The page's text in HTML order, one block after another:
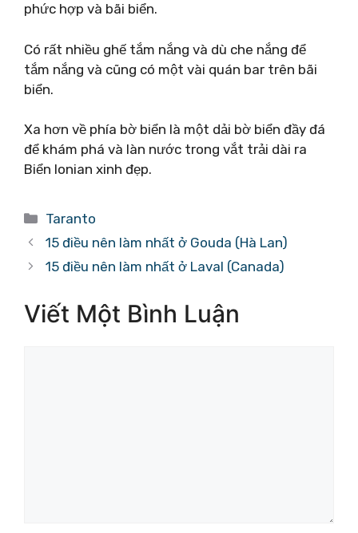
phức hợp và bãi biển.
Có rất nhiều ghế tắm nắng và dù che nắng để
tắm nắng và cũng có một vài quán bar trên bãi
biển.
Xa hơn về phía bờ biển là một dải bờ biển đầy đá
để khám phá và làn nước trong vắt trải dài ra
Biển Ionian xinh đẹp.
Danh
mục
Taranto
15 điều nên làm nhất ở Gouda (Hà Lan)
15 điều nên làm nhất ở Laval (Canada)
Viết Một Bình Luận